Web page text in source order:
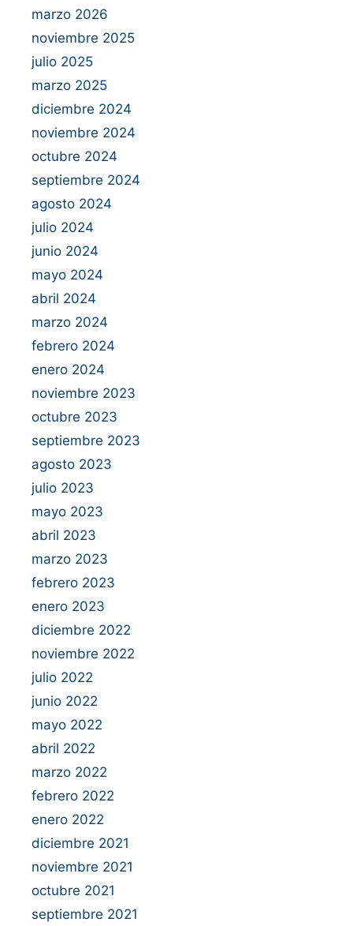
marzo 2026
noviembre 2025
julio 2025
marzo 2025
diciembre 2024
noviembre 2024
octubre 2024
septiembre 2024
agosto 2024
julio 2024
junio 2024
mayo 2024
abril 2024
marzo 2024
febrero 2024
enero 2024
noviembre 2023
octubre 2023
septiembre 2023
agosto 2023
julio 2023
mayo 2023
abril 2023
marzo 2023
febrero 2023
enero 2023
diciembre 2022
noviembre 2022
julio 2022
junio 2022
mayo 2022
abril 2022
marzo 2022
febrero 2022
enero 2022
diciembre 2021
noviembre 2021
octubre 2021
septiembre 2021